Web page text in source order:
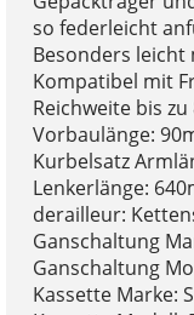
so federleicht
Besonders leicht
Kompatibel mit
Reichweite bis
Vorbaulänge:
Kurbelsatz
Lenkerlänge:
derailleur:
Ganschaltung
Ganschaltung
Kassette Marke: